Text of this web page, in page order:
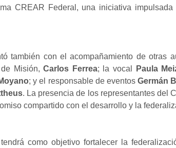
CREAR Federal, una iniciativa
también con el acompañamiento de otras
de Misión,Carlos Ferrea; la vocal Paula
; y el responsable de eventos Germán
. La presencia de los representantes del
compartido con el desarrollo y la
como objetivo fortalecer la